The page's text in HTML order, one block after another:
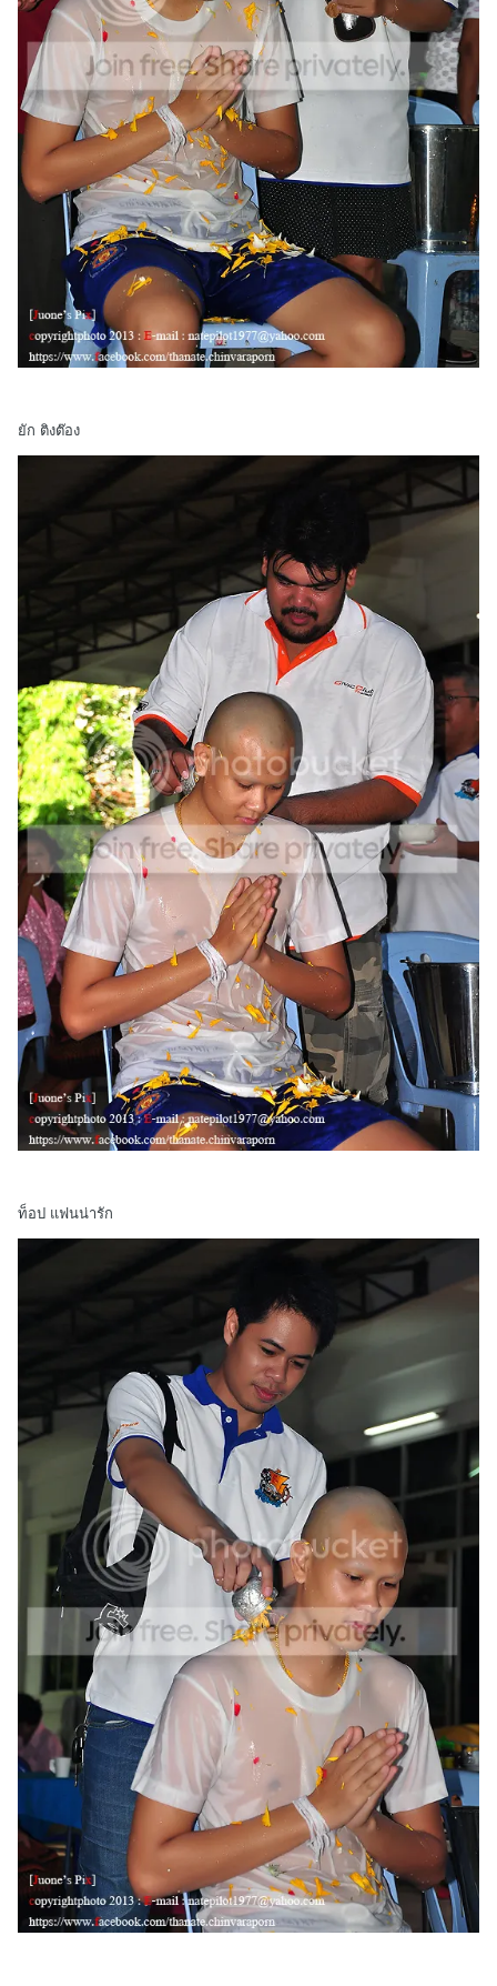
ยัก ติงต๊อง
ท็อป แฟนน่ารัก